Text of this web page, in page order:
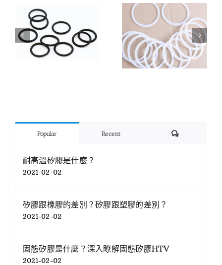
Popular Recent Comments
耐高溫矽膠是什麼？
2021-02-02
矽膠跟橡膠的差別？矽膠跟塑膠的差別？
2021-02-02
固態矽膠是什麼？深入瞭解固態矽膠HTV
2021-02-02